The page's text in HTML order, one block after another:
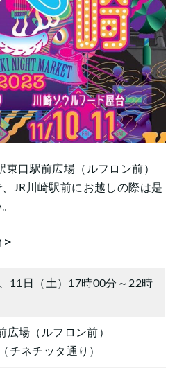
東口駅前広場（ルフロン前）
JR川崎駅前にお越しの際は是
＞
11日（土）17時00分～22時
広場（ルフロン前）
チネチッタ通り）